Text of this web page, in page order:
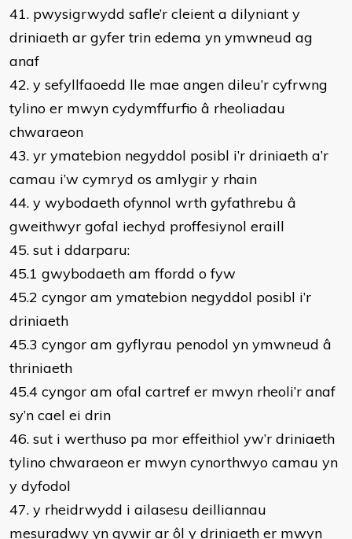
41. pwysigrwydd safle’r cleient a dilyniant y
driniaeth ar gyfer trin edema yn ymwneud ag
anaf
42. y sefyllfaoedd lle mae angen dileu’r cyfrwng
tylino er mwyn cydymffurfio â rheoliadau
chwaraeon
43. yr ymatebion negyddol posibl i’r driniaeth a’r
camau i’w cymryd os amlygir y rhain
44. y wybodaeth ofynnol wrth gyfathrebu â
gweithwyr gofal iechyd proffesiynol eraill
45. sut i ddarparu:
45.1 gwybodaeth am ffordd o fyw
45.2 cyngor am ymatebion negyddol posibl i’r
driniaeth
45.3 cyngor am gyflyrau penodol yn ymwneud â
thriniaeth
45.4 cyngor am ofal cartref er mwyn rheoli’r anaf
sy’n cael ei drin
46. sut i werthuso pa mor effeithiol yw’r driniaeth
tylino chwaraeon er mwyn cynorthwyo camau yn
y dyfodol
47. y rheidrwydd i ailasesu deilliannau
mesuradwy yn gywir ar ôl y driniaeth er mwyn